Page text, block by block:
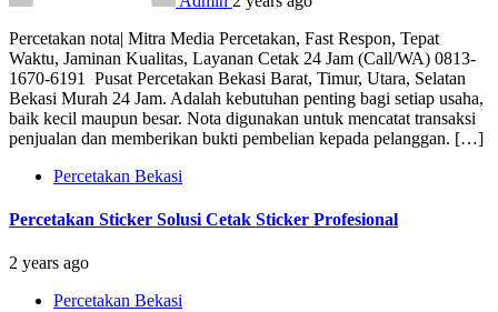
Percetakan nota| Mitra Media Percetakan, Fast Respon, Tepat
Waktu, Jaminan Kualitas, Layanan Cetak 24 Jam (Call/WA) 0813-
1670-6191 Pusat Percetakan Bekasi Barat, Timur, Utara, Selatan
Bekasi Murah 24 Jam. Adalah kebutuhan penting bagi setiap usaha,
baik kecil maupun besar. Nota digunakan untuk mencatat transaksi
penjualan dan memberikan bukti pembelian kepada pelanggan. […]
Percetakan Bekasi
Percetakan Sticker Solusi Cetak Sticker Profesional
2 years ago
Percetakan Bekasi